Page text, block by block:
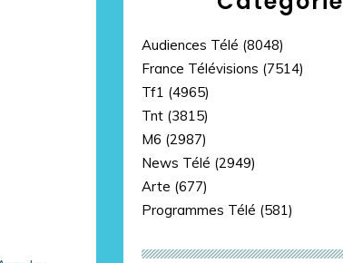
Audiences Télé (8048)
France Télévisions (7514)
Tf1 (4965)
Tnt (3815)
M6 (2987)
News Télé (2949)
Arte (677)
Programmes Télé (581)